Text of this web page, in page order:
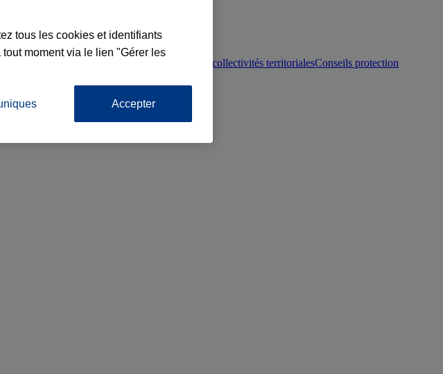
Protection juridique collectivités territorialesConseils protection
tous les cookies et identifiants
moment via le lien "Gérer les
Accepter